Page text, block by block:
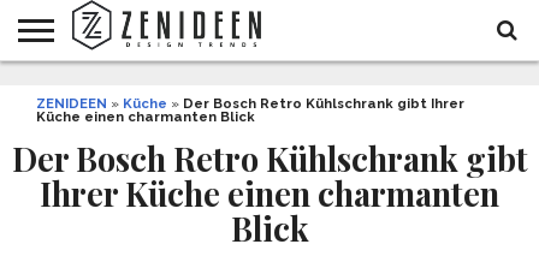
INNENDESIGN
ARCHITEKTUR
GARTEN
UND
LIFESTYLE
DEKO
&
DIY
STYLE
REZEPTE
GESUNDHEIT
WEIHNACHTEN
ZENIDEEN » Küche » Der Bosch Retro Kühlschrank gibt Ihrer
Küche einen charmanten Blick
Der Bosch Retro Kühlschrank gibt
Ihrer Küche einen charmanten
Blick